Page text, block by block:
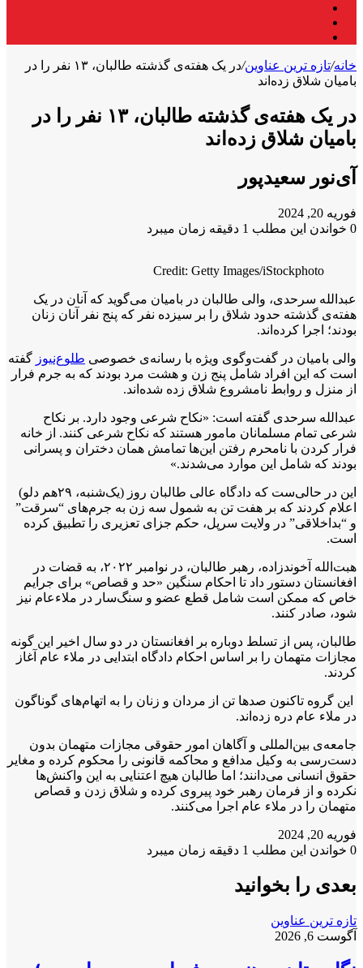
خانه/تازه ترین عناوین/
در یک هفته‌ی گذشته طالبان، ۱۳ نفر را در
بامیان شلاق زده‌اند
در یک هفته‌ی گذشته طالبان، ۱۳ نفر را در
بامیان شلاق زده‌اند
آی‌نور سعیدپور
فوریه 20, 2024
0 خواندن این مطلب 1 دقیقه زمان میبرد
Credit: Getty Images/iStockphoto
عبدالله سرحدی، والی طالبان در بامیان می‌گوید که آنان در یک
هفته‌ی گذشته حدود شلاق را بر سیزده نفر که پنج نفر آنان زنان
بودند؛ اجرا کرده‌اند.
والی بامیان در گفت‌وگوی ویژه با رسانه‌ی خصوصی طلوع‌نیوز گفته
است که این افراد شامل پنج زن و هشت مرد بودند که به جرم فرار
از منزل و روابط نامشروع شلاق زده شده‌اند.
عبدالله سرحدی گفته است: «نکاح شرعی وجود دارد. بر نکاح
شرعی تمام مسلمانان مامور هستند که نکاح شرعی کنند. از خانه
فرار کردن با نامحرم رفتن این‌ها تمامش همان دختران و پسرانی
بودند که شامل این موارد می‌شدند.»
این در حالی‌ست که دادگاه عالی طالبان روز (یک‌شنبه، ۲۹هم دلو)
اعلام کردند که بر هفت تن به شمول سه زن به جرم‌های “سرقت”
و “بداخلاقی” در ولایت سرپل، حکم جزای تعزیری را تطبیق کرده
است.
هبت‌الله آخوندزاده، رهبر طالبان، در نوامبر ۲۰۲۲، به قضات در
افغانستان دستور داد تا احکام سنگین «حد و قصاص» برای جرایم
خاص که ممکن است شامل قطع عضو و سنگ‌سار در ملاءعام نیز
شود، صادر کنند.
طالبان، پس از تسلط دوباره بر افغانستان در دو سال اخیر این گونه
مجازات متهمان را بر اساس احکام دادگاه ابتدایی در ملاء عام آغاز
کردند.
این گروه تاکنون صد‌ها تن از مردان و زنان را به اتهام‌های گوناگون
در ملاء عام دره زده‌اند.
جامعه‌ی بین‌المللی و آگاهان امور حقوقی مجازات متهمان بدون
دست‌رسی به وکیل مدافع و محاکمه قانونی را محکوم کرده و مغایر
حقوق انسانی می‌دانند؛ اما طالبان هیچ اعتنایی به این واکنش‌ها
نکرده و از فرمان رهبر خود پیروی کرده و شلاق زدن و قصاص
متهمان را در ملاء عام اجرا می‌کنند.
فوریه 20, 2024
0 خواندن این مطلب 1 دقیقه زمان میبرد
بعدی را بخوانید
تازه ترین عناوین
آگوست 6, 2026